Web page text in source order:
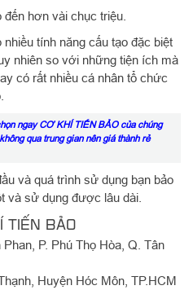
hơn vài chục triệu.
tính năng cấu tạo đặc biệt
nhiên so với những tiện ích mà
có rất nhiều cá nhân tổ chức
ngayCƠ KHÍ TIẾN BẢOcủa chúng
qua trung gian nên giá thành rẻ
và quá trình sử dụng bạn bảo
và sử dụng được lâu dài.
TIẾN BẢO
P. Phú Thọ Hòa, Q. Tân
Huyện Hóc Môn, TP.HCM